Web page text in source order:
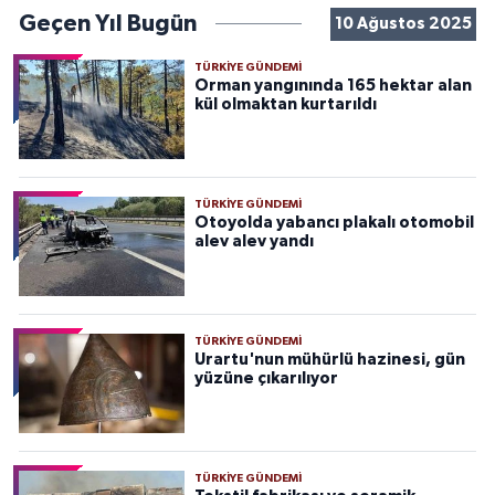
Geçen Yıl Bugün 10 Ağustos 2025
TÜRKIYE GÜNDEMI
Orman yangınında 165 hektar alan
kül olmaktan kurtarıldı
TÜRKIYE GÜNDEMI
Otoyolda yabancı plakalı otomobil
alev alev yandı
TÜRKIYE GÜNDEMI
Urartu'nun mühürlü hazinesi, gün
yüzüne çıkarılıyor
TÜRKIYE GÜNDEMI